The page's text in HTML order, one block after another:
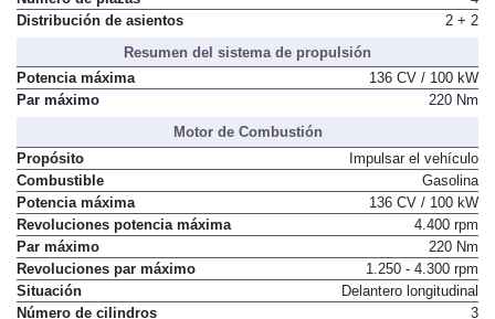
Número de plazas
4
Resumen del sistema de propulsión
Potencia máxima
136 CV / 100 kW
Motor de Combustión
Propósito
Impulsar el vehículo
Combustible
Gasolina
Potencia máxima
136 CV / 100 kW
Revoluciones potencia máxima
4.400 rpm
Par máximo
220 Nm
Revoluciones par máximo
1.250 - 4.300 rpm
Situación
Delantero longitudinal